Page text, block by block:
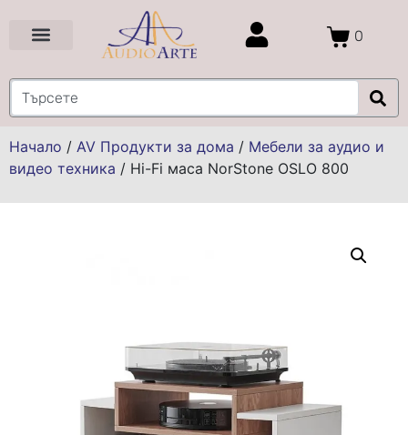
0
Начало / AV Продукти за дома / Мебели за аудио и
видео техника / Hi-Fi маса NorStone OSLO 800